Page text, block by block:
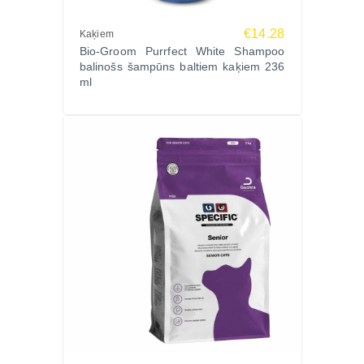
Kaķiem €14.28
Bio-Groom Purrfect White Shampoo
balinošs šampūns baltiem kaķiem 236
ml